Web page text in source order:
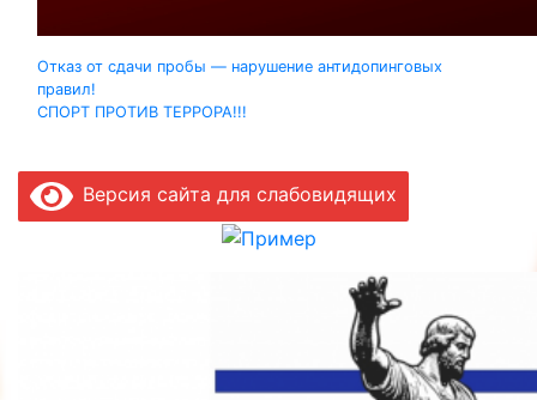
Навигация
по
записям
Отказ от сдачи пробы — нарушение антидопинговых
правил!
СПОРТ ПРОТИВ ТЕРРОРА!!!
Версия сайта для слабовидящих